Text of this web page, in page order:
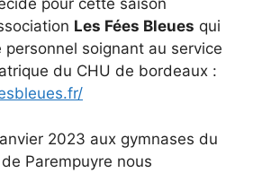
pour cette saison
Les Fées Bleues qui
soignant au service
du CHU de bordeaux :
2023 aux gymnases du
Parempuyre nous